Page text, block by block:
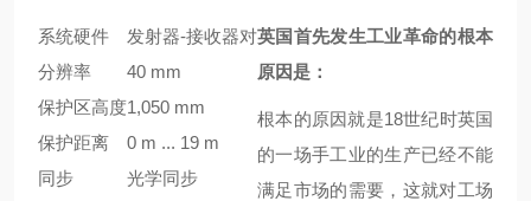
系统硬件
发射器-接收器对
分辨率
40 mm
保护区高度1,050 mm
保护距离
0 m ... 19 m
同步
光学同步
英国首先发生工业革命的根本
原因是：
根本的原因就是18世纪时英国
的一场手工业的生产已经不能
满足市场的需要，这就对工场